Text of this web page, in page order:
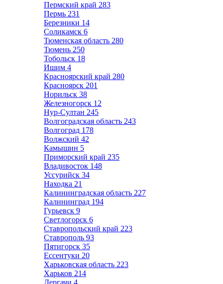
Пермский край 283
Пермь 231
Березники 14
Соликамск 6
Тюменская область 280
Тюмень 250
Тобольск 18
Ишим 4
Красноярский край 280
Красноярск 201
Норильск 38
Железногорск 12
Нур-Султан 245
Волгоградская область 243
Волгоград 178
Волжский 42
Камышин 5
Приморский край 235
Владивосток 148
Уссурийск 34
Находка 21
Калининградская область 227
Калининград 194
Гурьевск 9
Светлогорск 6
Ставропольский край 223
Ставрополь 93
Пятигорск 35
Ессентуки 20
Харьковская область 223
Харьков 214
Дергачи 4